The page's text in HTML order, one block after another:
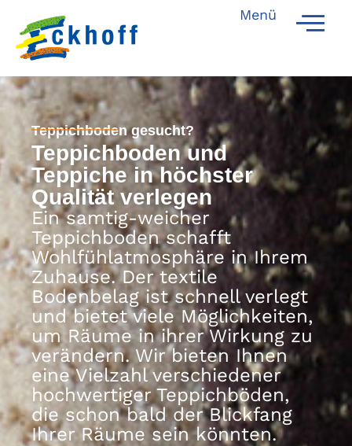
Menü
Teppichboden gesucht?
Teppichboden und
Teppiche in höchster
Qualität‎ verlegen
Ein samtig-weicher
Teppichboden schafft
Wohlfühlatmosphäre in Ihrem
Zuhause. Der textile
Bodenbelag ist schnell verlegt
und bietet viele Möglichkeiten,
um Räume in ihrer Wirkung zu
verändern. Wir bieten Ihnen
eine Vielzahl verschiedener
hochwertiger Teppichböden,
die schon bald der Blickfang
Ihrer Räume sein könnten.